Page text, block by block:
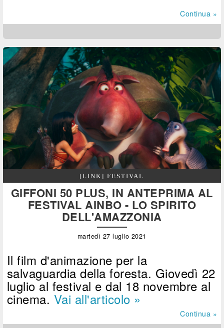
Continua »
[LINK] FESTIVAL
GIFFONI 50 PLUS, IN ANTEPRIMA AL
FESTIVAL AINBO - LO SPIRITO
DELL'AMAZZONIA
martedì 27 luglio 2021
Il film d'animazione per la
salvaguardia della foresta. Giovedì 22
luglio al festival e dal 18 novembre al
cinema. Vai all'articolo »
Continua »